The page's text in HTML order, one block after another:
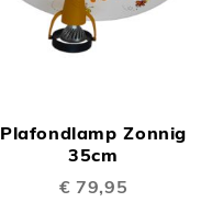
Plafondlamp Zonnig
35cm
€ 79,95